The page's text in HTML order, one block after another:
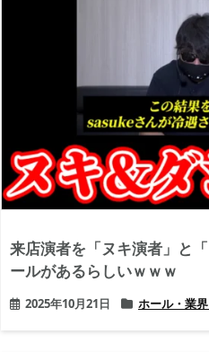
来店演者を「ヌキ演者」と
ールがあるらしいｗｗｗ
2025年10月21日 ホール・業